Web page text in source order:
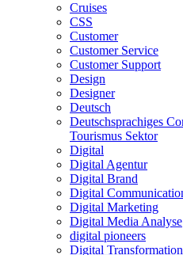
Cruises
CSS
Customer
Customer Service
Customer Support
Design
Designer
Deutsch
Deutschsprachiges
Tourismus Sektor
Digital
Digital Agentur
Digital Brand
Digital
Digital Marketing
Digital Media Analyse
digital pioneers
Digital Transformation